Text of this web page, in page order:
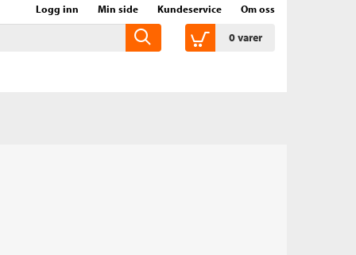
Logg inn Min side Kundeservice Om oss
0varer